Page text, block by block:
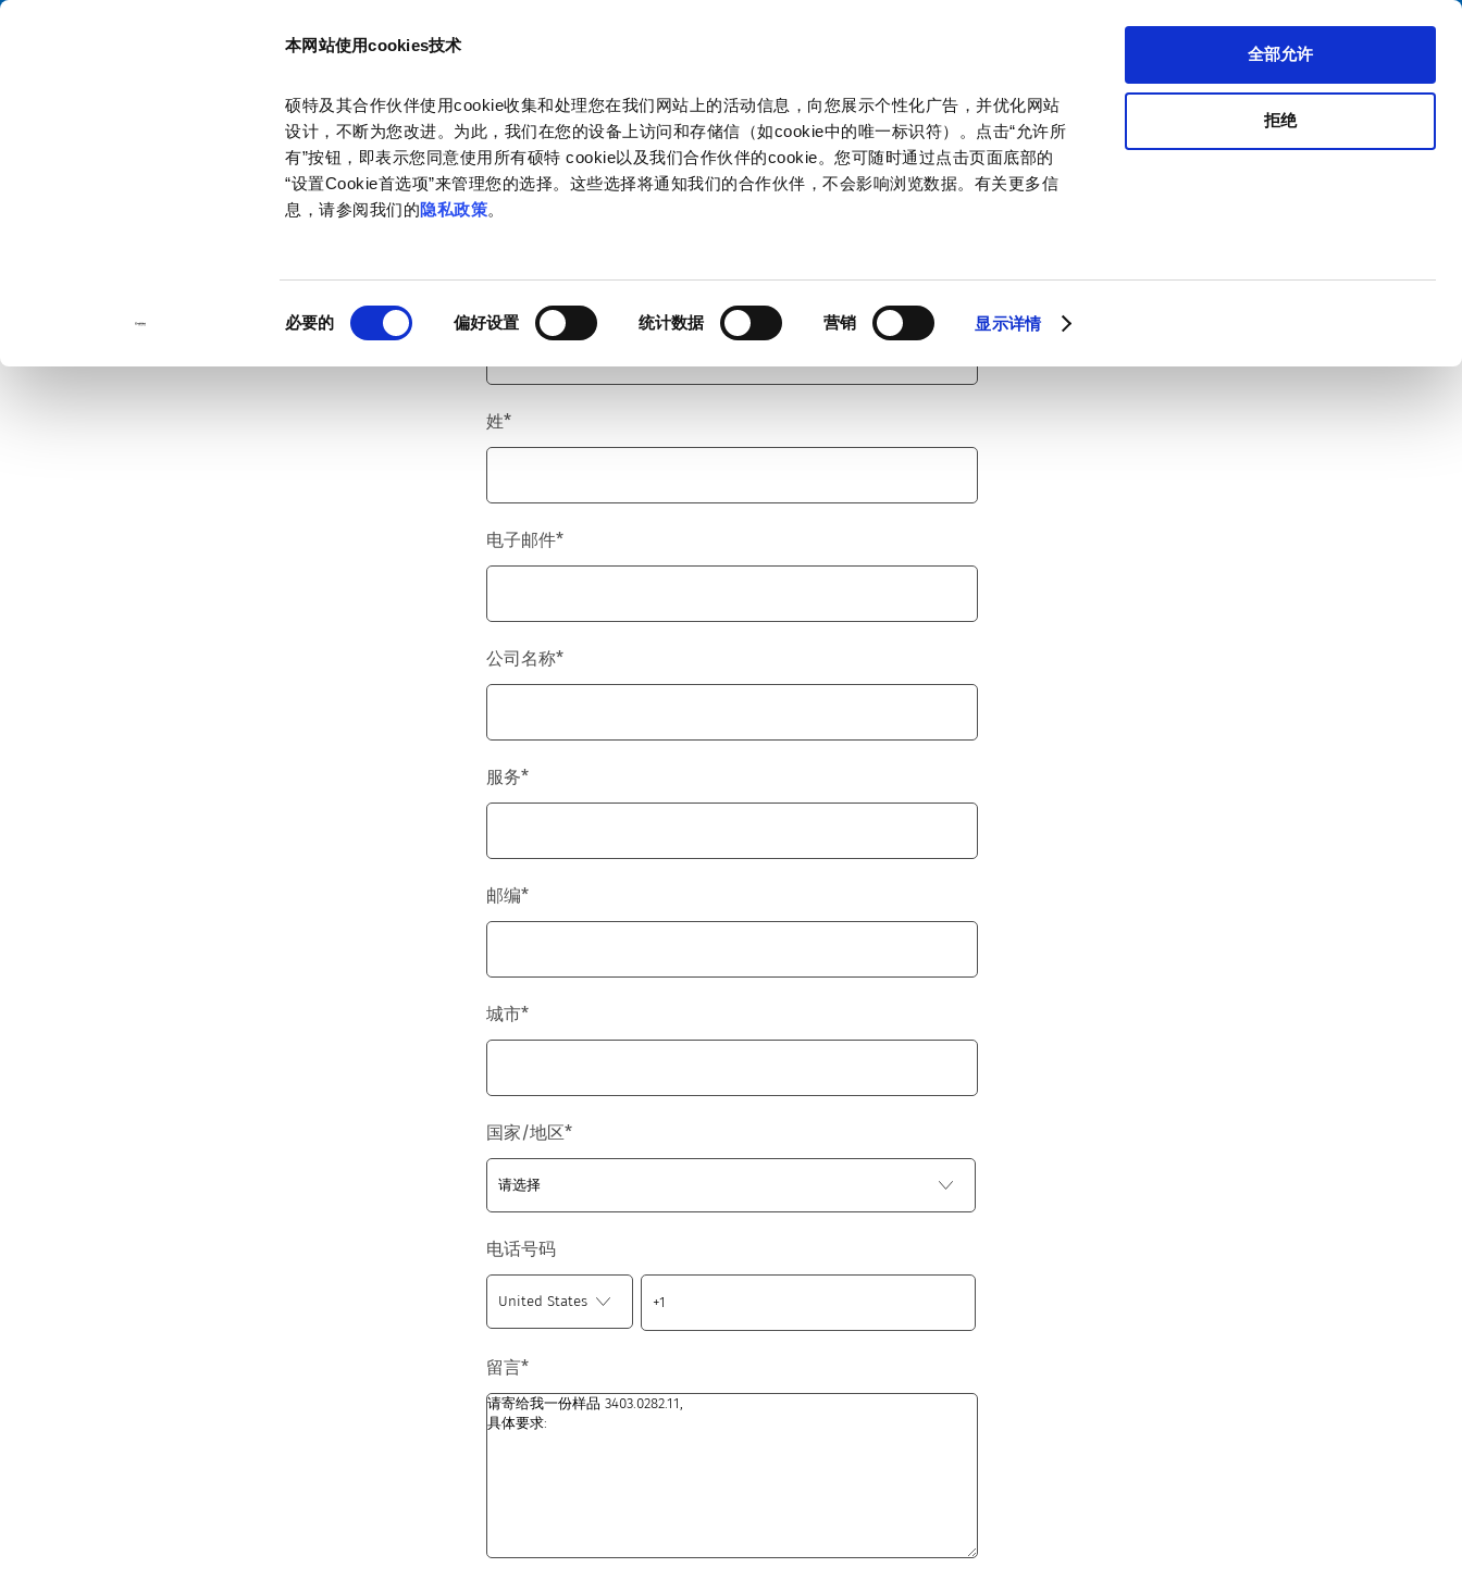
本网站使用cookies技术
硕特及其合作伙伴使用cookie收集和处理您在我们网站上的活动信息，向您展示个性化广告，并优化网站
设计，不断为您改进。为此，我们在您的设备上访问和存储信（如cookie中的唯一标识符）。点击“允许所
有”按钮，即表示您同意使用所有硕特 cookie以及我们合作伙伴的cookie。您可随时通过点击页面底部的
“设置Cookie首选项”来管理您的选择。这些选择将通知我们的合作伙伴，不会影响浏览数据。有关更多信
息，请参阅我们的隐私政策。
意
必要的 偏好设置 统计数据 营销 显示详情
全部允许
拒绝
目录 联系我们
称谓*
姓*
电子邮件*
公司名称*
服务*
邮编*
城市*
国家/地区*
电话号码
留言*